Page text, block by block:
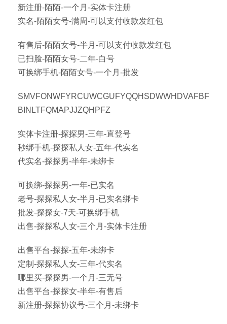
新注册-陌陌-一个月-实体卡注册
实名-陌陌女号-满周-可以支付收款发红包
有售后-陌陌女号-半月-可以支付收款发红包
已扫脸-陌陌女号-二年-白号
可换绑手机-陌陌女号-一个月-批发
SMVFONWFYRCUWCGUFYQQHSDWWHDVAFBF
BINLTFQMAPJJZQHPFZ
实体卡注册-探探男-三年-直登号
秒绑手机-探探私人女-五年-代实名
代实名-探探男-半年-未绑卡
可换绑-探探男-一年-已实名
老号-探探私人女-半月-已实名绑卡
批发-探探女-7天-可换绑手机
出售-探探私人女-三个月-实体卡注册
出售平台-探探-五年-未绑卡
定制-探探私人女-三年-代实名
哪里买-探探男-一个月-三无号
出售平台-探探女-半年-有售后
新注册-探探协议号-三个月-未绑卡